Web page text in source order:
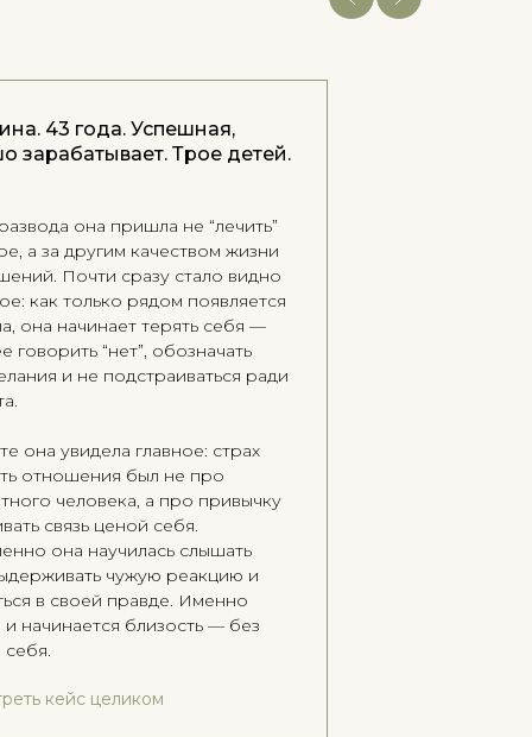
43 года. Успешная,
зарабатывает. Трое детей.
она пришла не “лечить”
а за другим качеством жизни
Почти сразу стало видно
как только рядом появляется
она начинает терять себя —
говорить “нет”, обозначать
и не подстраиваться ради
она увидела главное: страх
отношения был не про
человека, а про привычку
связь ценой себя.
она научилась слышать
чужую реакцию и
в своей правде. Именно
начинается близость — без
кейс целиком